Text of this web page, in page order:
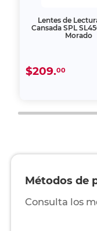
Lentes de
Cansada SPL
Morado
$209.00
Métodos de
Consulta los